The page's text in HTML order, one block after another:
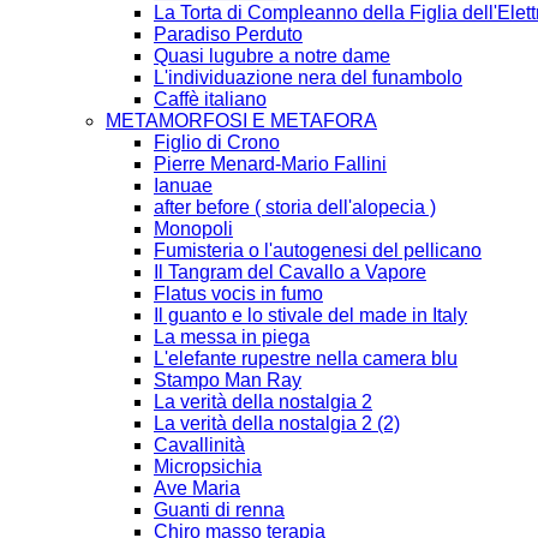
La Torta di Compleanno della Figlia
Paradiso Perduto
Quasi lugubre a notre dame
L'individuazione nera del funambolo
Caffè italiano
METAMORFOSI E METAFORA
Figlio di Crono
Pierre Menard-Mario Fallini
Ianuae
after before ( storia dell'alopecia )
Monopoli
Fumisteria o l'autogenesi del pellicano
Il Tangram del Cavallo a Vapore
Flatus vocis in fumo
Il guanto e lo stivale del made in Italy
La messa in piega
L'elefante rupestre nella camera blu
Stampo Man Ray
La verità della nostalgia 2
La verità della nostalgia 2 (2)
Cavallinità
Micropsichia
Ave Maria
Guanti di renna
Chiro masso terapia